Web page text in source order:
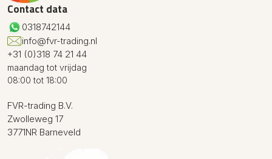
Contact data
0318742144
info@fvr-trading.nl
+31 (0)318 74 21 44
maandag tot vrijdag
08:00 tot 18:00
FVR-trading B.V.
Zwolleweg 17
3771NR Barneveld